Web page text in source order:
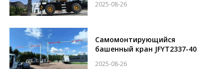
2025-08-26
Самомонтирующийся
башенный кран JFYT2337-40
2025-08-26